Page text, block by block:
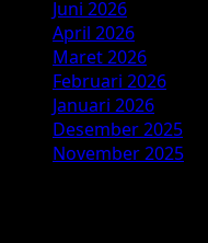
Juni 2026
April 2026
Maret 2026
Februari 2026
Januari 2026
Desember 2025
November 2025